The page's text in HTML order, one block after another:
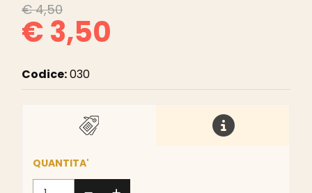
€ 4,50
€ 3,50
Codice:030
QUANTITA'